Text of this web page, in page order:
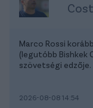
Marco Rossi
(legutóbb Bishkek
szövetségi edzője.
2026-08-08 14:54